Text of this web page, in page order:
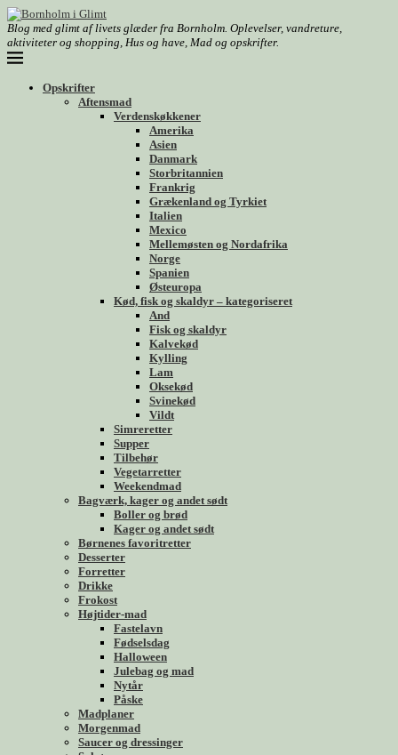
Blog med glimt af livets glæder fra Bornholm. Oplevelser, vandreture,
aktiviteter og shopping, Hus og have, Mad og opskrifter.
Opskrifter
Aftensmad
Verdenskøkkener
Amerika
Asien
Danmark
Storbritannien
Frankrig
Grækenland og Tyrkiet
Italien
Mexico
Mellemøsten og Nordafrika
Norge
Spanien
Østeuropa
Kød, fisk og skaldyr – kategoriseret
And
Fisk og skaldyr
Kalvekød
Kylling
Lam
Oksekød
Svinekød
Vildt
Simreretter
Supper
Tilbehør
Vegetarretter
Weekendmad
Bagværk, kager og andet sødt
Boller og brød
Kager og andet sødt
Børnenes favoritretter
Desserter
Forretter
Drikke
Frokost
Højtider-mad
Fastelavn
Fødselsdag
Halloween
Julebag og mad
Nytår
Påske
Madplaner
Morgenmad
Saucer og dressinger